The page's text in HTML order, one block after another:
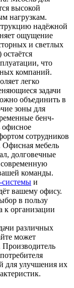
высокой
нагрузкам.
надёжной
ощущение
и светлых
что
компаний.
легко
задачи
объединить в
зоны для
бенч-
офисное
сотрудников
мебель
долговечные
современную
команды.
системы и
вашему офису.
в пользу
к организации
различных
может
Производитель
для улучшения их